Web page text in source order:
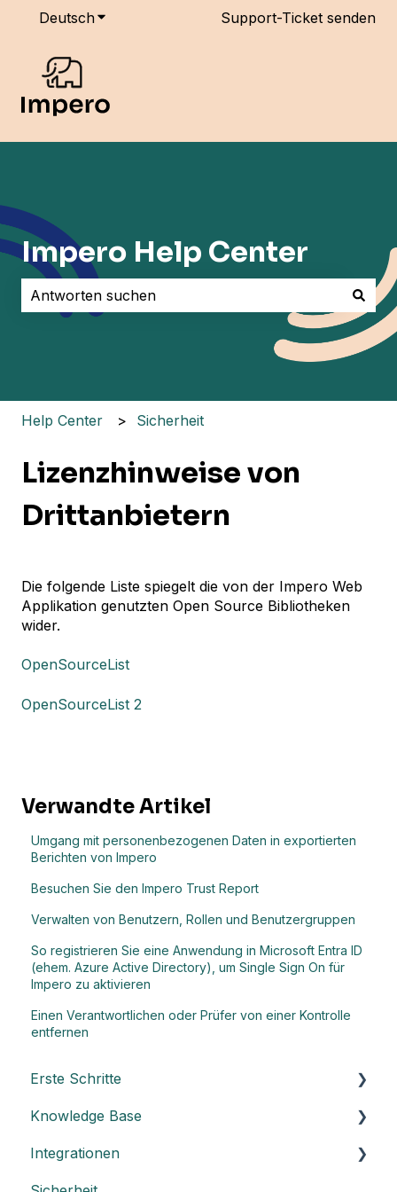
DeutschUntermenü für Übersetzungen anzeigen
Support-Ticket senden
Impero Help Center
Es gibt keine Vorschläge, da das Suchfeld leer ist.
Help Center Sicherheit
Lizenzhinweise von
Drittanbietern
Die folgende Liste spiegelt die von der Impero Web
Applikation genutzten Open Source Bibliotheken
wider.
OpenSourceList
OpenSourceList 2
Verwandte Artikel
Umgang mit personenbezogenen Daten in exportierten
Berichten von Impero
Besuchen Sie den Impero Trust Report
Verwalten von Benutzern, Rollen und Benutzergruppen
So registrieren Sie eine Anwendung in Microsoft Entra ID
(ehem. Azure Active Directory), um Single Sign On für
Impero zu aktivieren
Einen Verantwortlichen oder Prüfer von einer Kontrolle
entfernen
Erste Schritte
Die Grundlagen von Impero verstehen
Kernelemente von Impero
Knowledge Base
Allgemein
Integrationen